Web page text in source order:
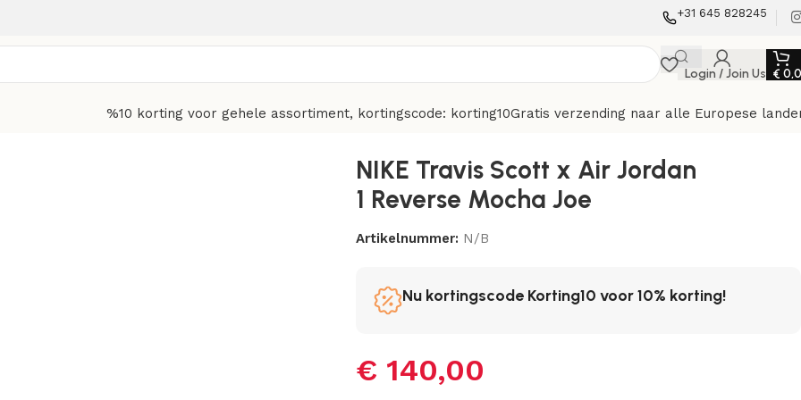
+31 645 828245
Login / Join Us €
%10 korting voor gehele assortiment, kortingscode: korting10Gratis verzending naar alle Europese
NIKE Travis Scott x Air Jordan
1 Reverse Mocha Joe
Artikelnummer: N/B
Nu kortingscode Korting10 voor 10% korting!
€ 140,00